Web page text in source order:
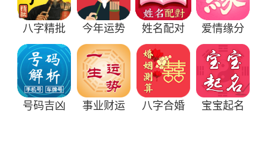
八字精批 今年运势 姓名配对 爱情缘分
号码吉凶 事业财运 八字合婚 宝宝起名